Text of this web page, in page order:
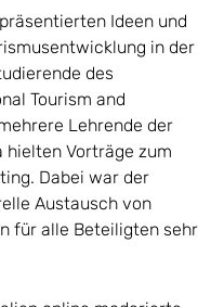
Ideen und
in der
des
Tourism and
Lehrende der
hielten Vorträge zum
Dabei war der
Austausch von
für alle Beteiligten sehr